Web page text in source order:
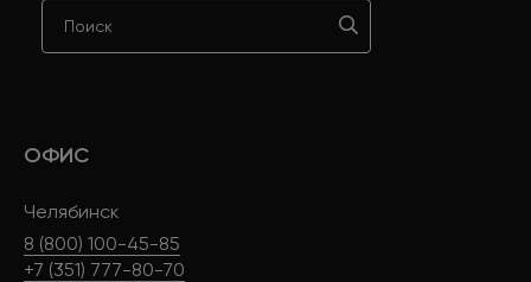
ОФИС
Челябинск
8 (800) 100-45-85
+7 (351) 777-80-70